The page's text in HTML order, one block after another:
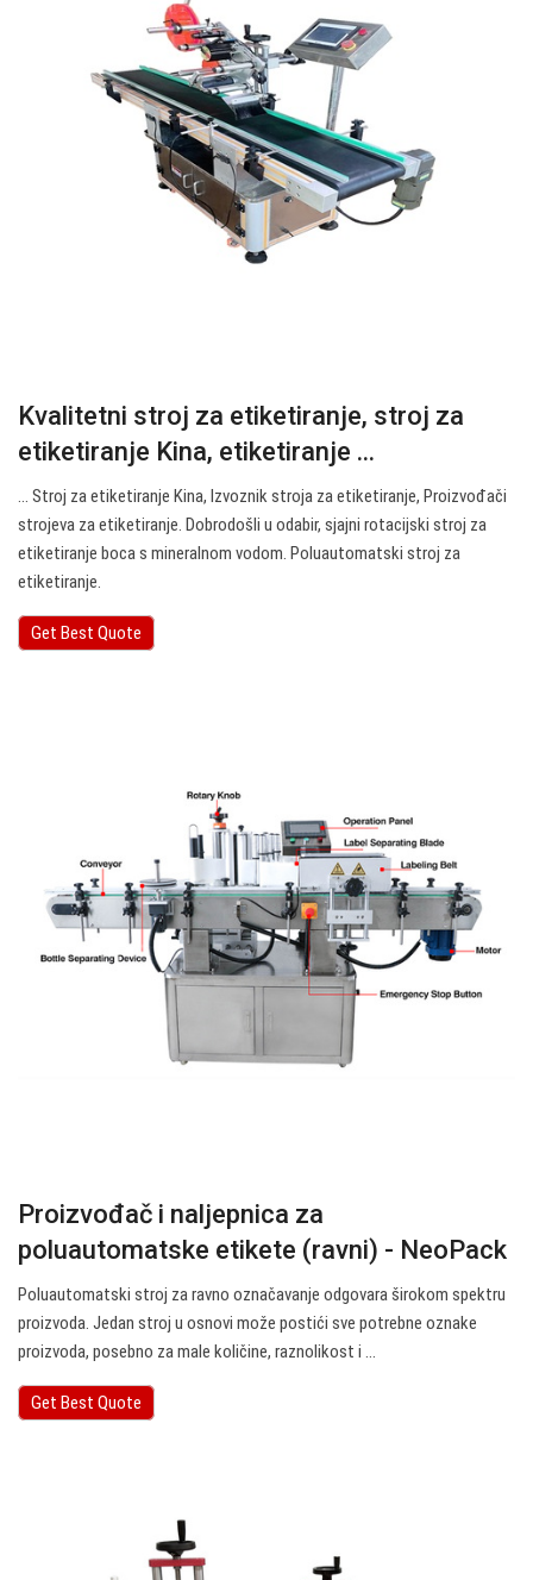
Kvalitetni stroj za etiketiranje, stroj za
etiketiranje Kina, etiketiranje ...
... Stroj za etiketiranje Kina, Izvoznik stroja za etiketiranje, Proizvođači
strojeva za etiketiranje. Dobrodošli u odabir, sjajni rotacijski stroj za
etiketiranje boca s mineralnom vodom. Poluautomatski stroj za
etiketiranje.
Get Best Quote
Proizvođač i naljepnica za
poluautomatske etikete (ravni) - NeoPack
Poluautomatski stroj za ravno označavanje odgovara širokom spektru
proizvoda. Jedan stroj u osnovi može postići sve potrebne oznake
proizvoda, posebno za male količine, raznolikost i ...
Get Best Quote